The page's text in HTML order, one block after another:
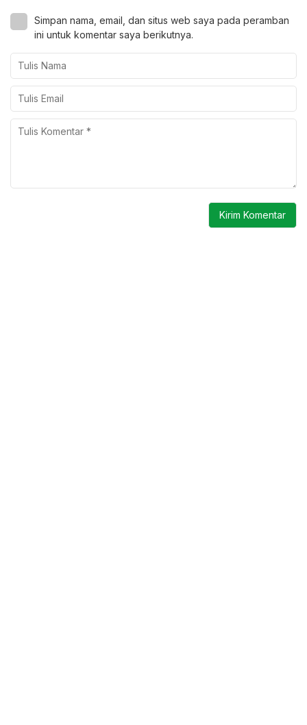
Simpan nama, email, dan situs web saya pada peramban
ini untuk komentar saya berikutnya.